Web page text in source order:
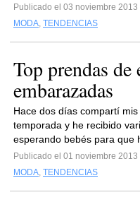
Publicado el 03 noviembre 2013
MODA, TENDENCIAS
Top prendas de
embarazadas
Hace dos días compartí
temporada y he recibido
esperando bebés para que
Publicado el 01 noviembre 2013
MODA, TENDENCIAS